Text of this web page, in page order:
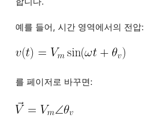
예를 들어, 시간 영역에서의 전압:
를 페이저로 바꾸면: